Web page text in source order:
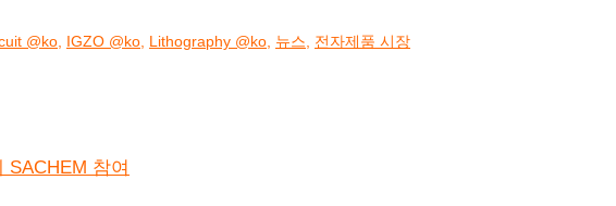
@ko IGZO @ko Lithography @ko 뉴스 전자제품 시장